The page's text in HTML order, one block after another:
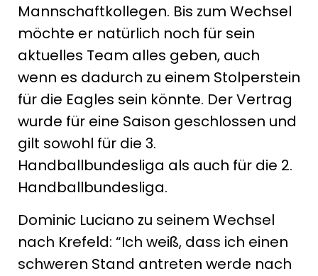
Mannschaftkollegen. Bis zum Wechsel
möchte er natürlich noch für sein
aktuelles Team alles geben, auch
wenn es dadurch zu einem Stolperstein
für die Eagles sein könnte. Der Vertrag
wurde für eine Saison geschlossen und
gilt sowohl für die 3.
Handballbundesliga als auch für die 2.
Handballbundesliga.
Dominic Luciano zu seinem Wechsel
nach Krefeld: “Ich weiß, dass ich einen
schweren Stand antreten werde nach